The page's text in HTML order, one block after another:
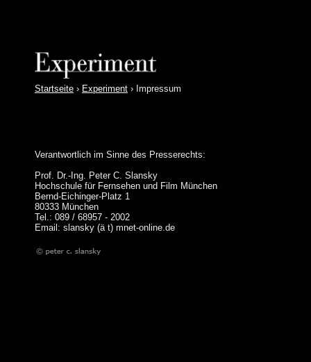
Startseite › Experiment › Impressum
Verantwortlich im Sinne des Presserechts:
Prof. Dr.-Ing. Peter C. Slansky
Hochschule für Fernsehen und Film München
Bernd-Eichinger-Platz 1
80333 München
Tel.: 089 / 68957 - 2002
Email: slansky (ä t) mnet-online.de